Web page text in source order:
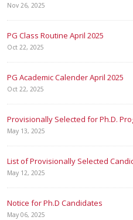
Nov 26, 2025
PG Class Routine April 2025
Oct 22, 2025
PG Academic Calender April 2025
Oct 22, 2025
Provisionally Selected for Ph.D.
May 13, 2025
List of Provisionally Selected
May 12, 2025
Notice for Ph.D Candidates
May 06, 2025